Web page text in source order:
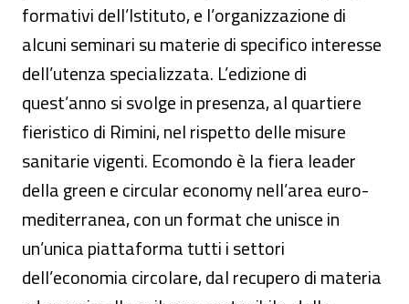
formativi dell’Istituto, e l’organizzazione di
alcuni seminari su materie di specifico interesse
dell’utenza specializzata. L’edizione di
quest’anno si svolge in presenza, al quartiere
fieristico di Rimini, nel rispetto delle misure
sanitarie vigenti. Ecomondo è la fiera leader
della green e circular economy nell’area euro-
mediterranea, con un format che unisce in
un’unica piattaforma tutti i settori
dell’economia circolare, dal recupero di materia